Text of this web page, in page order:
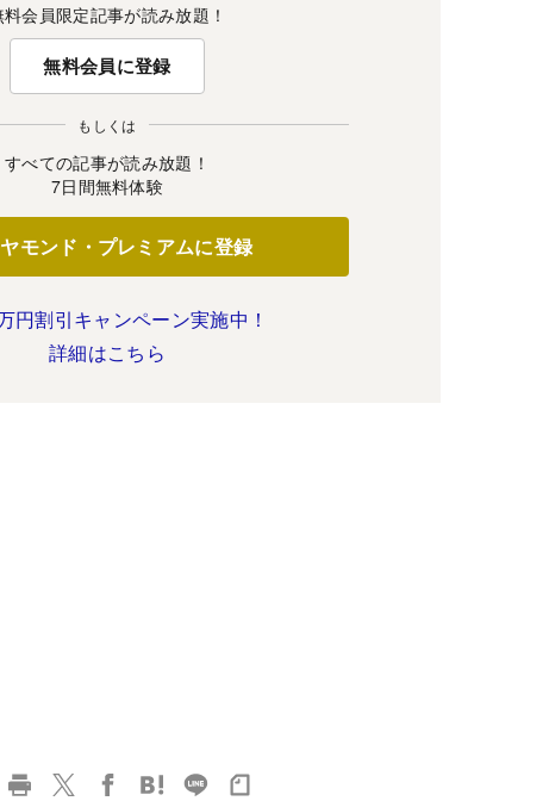
料会員限定記事が読み放題！
無料会員に登録
もしくは
すべての記事が読み放題！
7日間無料体験
モンド・プレミアムに登録
円割引キャンペーン実施中！
詳細はこちら